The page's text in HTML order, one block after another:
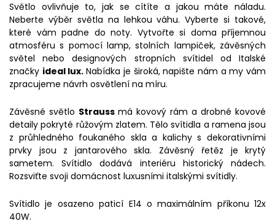
Světlo ovlivňuje to, jak se cítíte a jakou máte náladu.
Neberte výběr světla na lehkou váhu. Vyberte si takové,
které vám padne do noty. Vytvořte si doma příjemnou
atmosféru s pomocí lamp, stolních lampiček, závěsných
světel nebo designových stropních svítidel od Italské
značky ideal lux.Nabídka je široká, napište nám a my vám
zpracujeme návrh osvětlení na míru.
Závěsné světlo Strauss má kovový rám a drobné kovové
detaily pokryté růžovým zlatem. Tělo svítidla a ramena jsou
z průhledného foukaného skla a kalichy s dekorativními
prvky jsou z jantarového skla. Závěsný řetěz je krytý
sametem. Svítidlo dodává interiéru historický nádech.
Rozsviťte svoji domácnost luxusními italskými svítidly.
Svítidlo je osazeno paticí E14 o maximálním příkonu 12x
40W.